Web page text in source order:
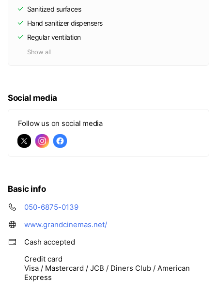
Sanitized surfaces
Hand sanitizer dispensers
Regular ventilation
Show all
Social media
Follow us on social media
Basic info
050-6875-0139
www.grandcinemas.net/
Cash accepted
Credit card
Visa / Mastercard / JCB / Diners Club / American
Express